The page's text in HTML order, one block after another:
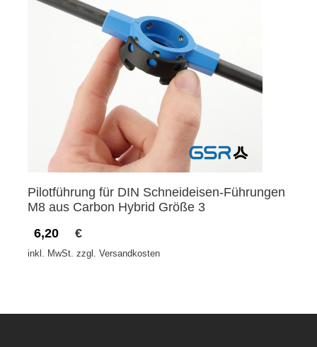
Pilotführung für DIN Schneideisen-Führungen
M8 aus Carbon Hybrid Größe 3
6,20
€
inkl. MwSt. zzgl. Versandkosten